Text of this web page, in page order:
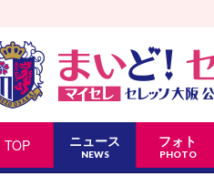
TOP ニュース
NEWS
フォト
PHOTO